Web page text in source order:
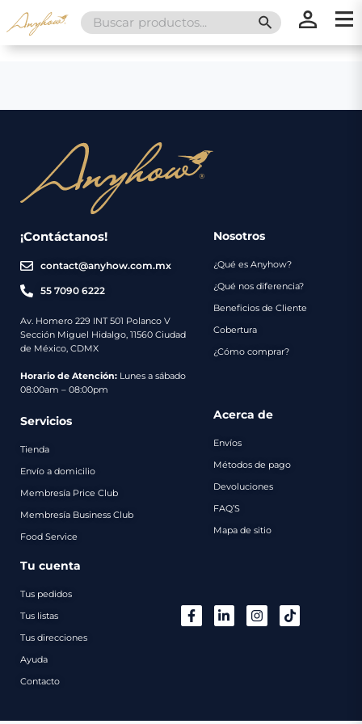
Search
for:
SEARCH
¡Contáctanos!
contact@anyhow.com.mx
55 7090 6222
Av. Homero 229 INT 501 Polanco V
Sección Miguel Hidalgo, 11560 Ciudad
de México, CDMX
Horario de Atención: Lunes a sábado
08:00am – 08:00pm
Nosotros
¿Qué es Anyhow?
¿Qué nos diferencia?
Beneficios de Cliente
Cobertura
¿Cómo comprar?
Servicios
Tienda
Envío a domicilio
Membresía Price Club
Membresía Business Club
Food Service
Acerca de
Envíos
Métodos de pago
Devoluciones
FAQ’S
Mapa de sitio
Tu cuenta
Tus pedidos
Tus listas
Tus direcciones
Ayuda
Contacto
Nosotros
Servicios
Envíos
Métodos
de
Catálogo
Regalos
Contacto